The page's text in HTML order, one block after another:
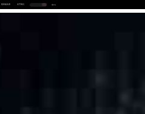
投资者关系 关于我们 中EN